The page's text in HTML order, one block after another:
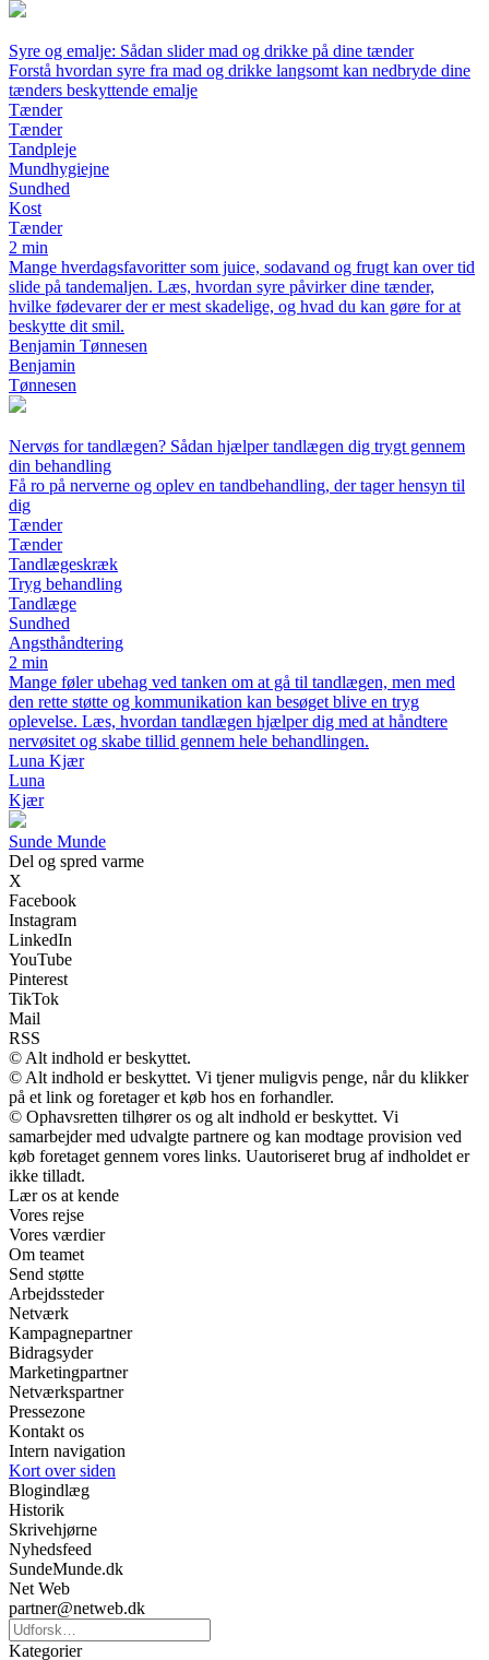
Syre og emalje: Sådan slider mad og drikke på dine tænder
Forstå hvordan syre fra mad og drikke langsomt kan nedbryde dine
tænders beskyttende emalje
Tænder
Tænder
Tandpleje
Mundhygiejne
Sundhed
Kost
Tænder
2 min
Mange hverdagsfavoritter som juice, sodavand og frugt kan over tid
slide på tandemaljen. Læs, hvordan syre påvirker dine tænder,
hvilke fødevarer der er mest skadelige, og hvad du kan gøre for at
beskytte dit smil.
Benjamin Tønnesen
Benjamin
Tønnesen
Nervøs for tandlægen? Sådan hjælper tandlægen dig trygt gennem
din behandling
Få ro på nerverne og oplev en tandbehandling, der tager hensyn til
dig
Tænder
Tænder
Tandlægeskræk
Tryg behandling
Tandlæge
Sundhed
Angsthåndtering
2 min
Mange føler ubehag ved tanken om at gå til tandlægen, men med
den rette støtte og kommunikation kan besøget blive en tryg
oplevelse. Læs, hvordan tandlægen hjælper dig med at håndtere
nervøsitet og skabe tillid gennem hele behandlingen.
Luna Kjær
Luna
Kjær
Sunde Munde
Del og spred varme
X
Facebook
Instagram
LinkedIn
YouTube
Pinterest
TikTok
Mail
RSS
© Alt indhold er beskyttet.
© Alt indhold er beskyttet. Vi tjener muligvis penge, når du klikker
på et link og foretager et køb hos en forhandler.
© Ophavsretten tilhører os og alt indhold er beskyttet. Vi
samarbejder med udvalgte partnere og kan modtage provision ved
køb foretaget gennem vores links. Uautoriseret brug af indholdet er
ikke tilladt.
Lær os at kende
Vores rejse
Vores værdier
Om teamet
Send støtte
Arbejdssteder
Netværk
Kampagnepartner
Bidragsyder
Marketingpartner
Netværkspartner
Pressezone
Kontakt os
Intern navigation
Kort over siden
Blogindlæg
Historik
Skrivehjørne
Nyhedsfeed
SundeMunde.dk
Net Web
partner@netweb.dk
Kategorier